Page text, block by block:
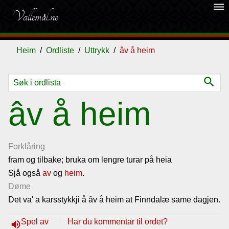
Vallemål.no
dehaze
Heim Ordliste Uttrykk âv å heim
search
âv å heim
Forklåring
fram og tilbake; bruka om lengre turar på heia
Sjå også av og heim.
Døme
Det va' a karsstykkji å âv å heim at Finndalæ same dagjen.
volume_upSpel av Har du kommentar til ordet?
Ordliste
Om
vallemålet
Gjestebok